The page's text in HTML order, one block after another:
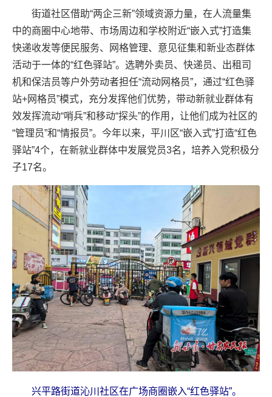
街道社区借助“两企三新”领域资源力量，在人流量集
中的商圈中心地带、市场周边和学校附近“嵌入式”打造集
快递收发等便民服务、网格管理、意见征集和新业态群体
活动于一体的“红色驿站”。选聘外卖员、快递员、出租司
机和保洁员等户外劳动者担任“流动网格员”，通过“红色驿
站+网格员”模式，充分发挥他们优势，带动新就业群体有
效发挥流动“哨兵”和移动“探头”的作用，让他们成为社区的
“管理员”和“情报员”。今年以来，平川区“嵌入式”打造“红色
驿站”4个，在新就业群体中发展党员3名，培养入党积极分
子17名。
兴平路街道沁川社区在广场商圈嵌入“红色驿站”。